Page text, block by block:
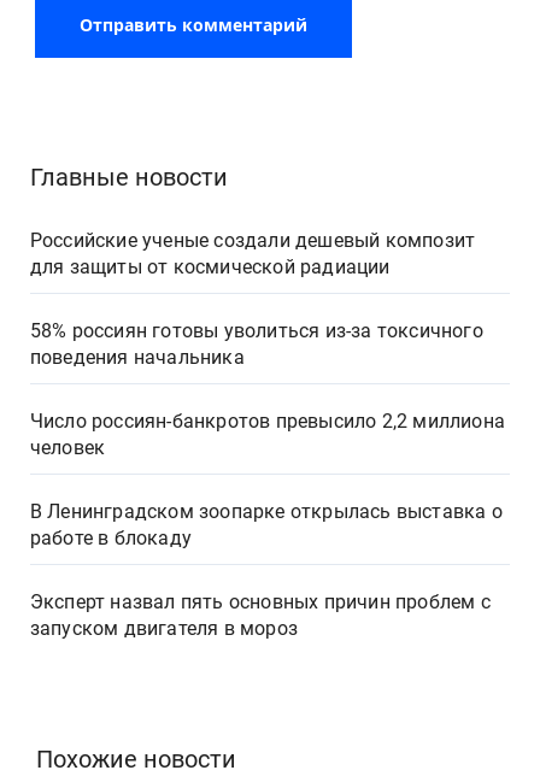
Главные новости
Российские ученые создали дешевый композит
для защиты от космической радиации
58% россиян готовы уволиться из-за токсичного
поведения начальника
Число россиян-банкротов превысило 2,2 миллиона
человек
В Ленинградском зоопарке открылась выставка о
работе в блокаду
Эксперт назвал пять основных причин проблем с
запуском двигателя в мороз
Похожие новости